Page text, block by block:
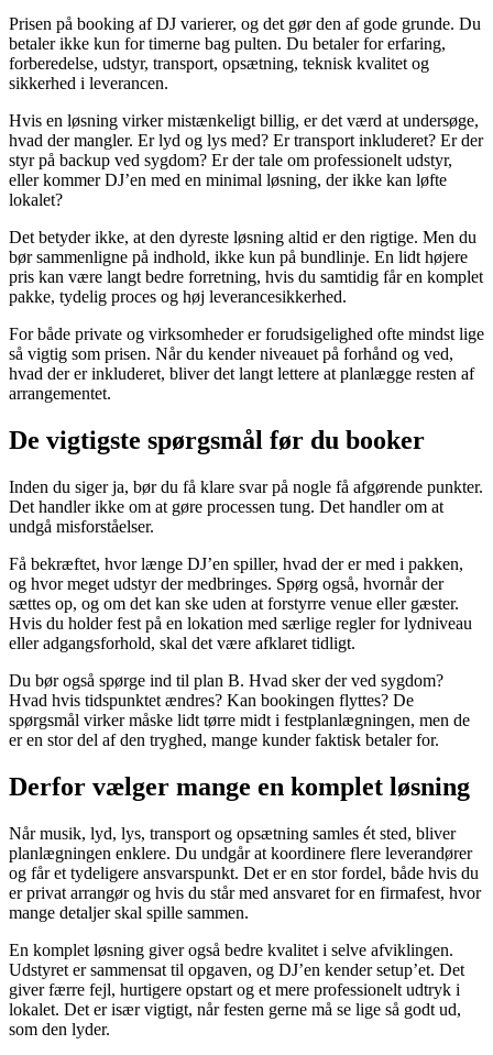
Prisen på booking af DJ varierer, og det gør den af gode grunde. Du
betaler ikke kun for timerne bag pulten. Du betaler for erfaring,
forberedelse, udstyr, transport, opsætning, teknisk kvalitet og
sikkerhed i leverancen.
Hvis en løsning virker mistænkeligt billig, er det værd at undersøge,
hvad der mangler. Er lyd og lys med? Er transport inkluderet? Er der
styr på backup ved sygdom? Er der tale om professionelt udstyr,
eller kommer DJ’en med en minimal løsning, der ikke kan løfte
lokalet?
Det betyder ikke, at den dyreste løsning altid er den rigtige. Men du
bør sammenligne på indhold, ikke kun på bundlinje. En lidt højere
pris kan være langt bedre forretning, hvis du samtidig får en komplet
pakke, tydelig proces og høj leverancesikkerhed.
For både private og virksomheder er forudsigelighed ofte mindst lige
så vigtig som prisen. Når du kender niveauet på forhånd og ved,
hvad der er inkluderet, bliver det langt lettere at planlægge resten af
arrangementet.
De vigtigste spørgsmål før du booker
Inden du siger ja, bør du få klare svar på nogle få afgørende punkter.
Det handler ikke om at gøre processen tung. Det handler om at
undgå misforståelser.
Få bekræftet, hvor længe DJ’en spiller, hvad der er med i pakken,
og hvor meget udstyr der medbringes. Spørg også, hvornår der
sættes op, og om det kan ske uden at forstyrre venue eller gæster.
Hvis du holder fest på en lokation med særlige regler for lydniveau
eller adgangsforhold, skal det være afklaret tidligt.
Du bør også spørge ind til plan B. Hvad sker der ved sygdom?
Hvad hvis tidspunktet ændres? Kan bookingen flyttes? De
spørgsmål virker måske lidt tørre midt i festplanlægningen, men de
er en stor del af den tryghed, mange kunder faktisk betaler for.
Derfor vælger mange en komplet løsning
Når musik, lyd, lys, transport og opsætning samles ét sted, bliver
planlægningen enklere. Du undgår at koordinere flere leverandører
og får et tydeligere ansvarspunkt. Det er en stor fordel, både hvis du
er privat arrangør og hvis du står med ansvaret for en firmafest, hvor
mange detaljer skal spille sammen.
En komplet løsning giver også bedre kvalitet i selve afviklingen.
Udstyret er sammensat til opgaven, og DJ’en kender setup’et. Det
giver færre fejl, hurtigere opstart og et mere professionelt udtryk i
lokalet. Det er især vigtigt, når festen gerne må se lige så godt ud,
som den lyder.